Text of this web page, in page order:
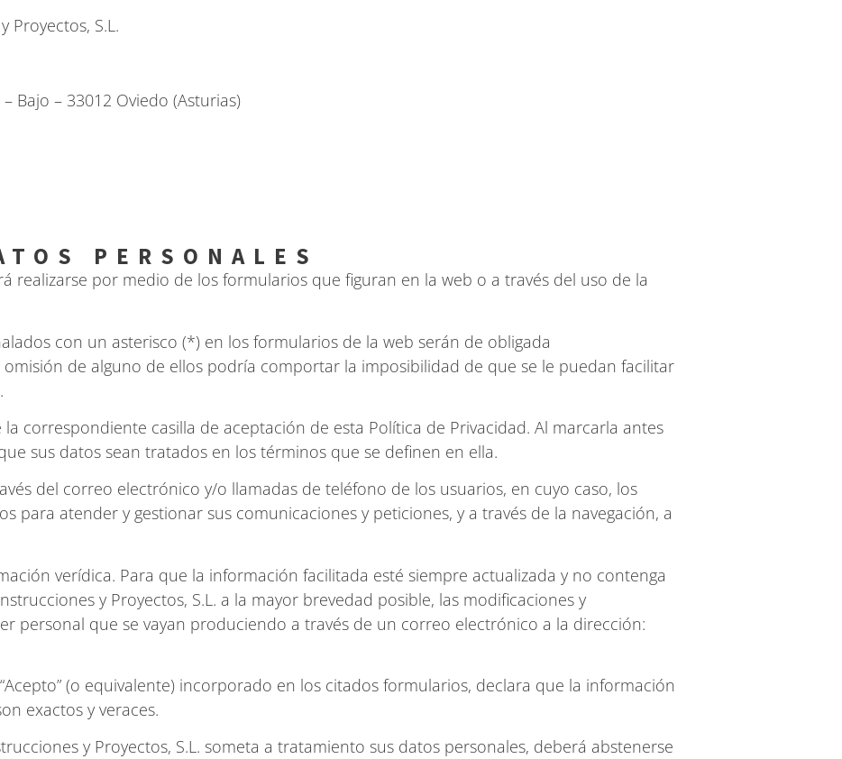
Proyectos, S.L.
Bajo – 33012 Oviedo (Asturias)
PERSONALES
realizarse por medio de los formularios que figuran en la web o a través del uso de la
con un asterisco (*) en los formularios de la web serán de obligada
de alguno de ellos podría comportar la imposibilidad de que se le puedan facilitar
correspondiente casilla de aceptación de esta Política de Privacidad. Al marcarla antes
sus datos sean tratados en los términos que se definen en ella.
del correo electrónico y/o llamadas de teléfono de los usuarios, en cuyo caso, los
para atender y gestionar sus comunicaciones y peticiones, y a través de la navegación, a
verídica. Para que la información facilitada esté siempre actualizada y no contenga
y Proyectos, S.L. a la mayor brevedad posible, las modificaciones y
personal que se vayan produciendo a través de un correo electrónico a la dirección:
(o equivalente) incorporado en los citados formularios, declara que la información
exactos y veraces.
y Proyectos, S.L. someta a tratamiento sus datos personales, deberá abstenerse